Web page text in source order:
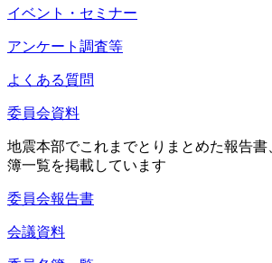
イベント・セミナー
アンケート調査等
よくある質問
委員会資料
地震本部でこれまでとりまとめた報告書
簿一覧を掲載しています
委員会報告書
会議資料